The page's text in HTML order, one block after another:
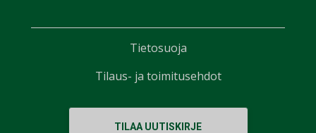
TILAA UUTISKIRJE
Tietosuoja
Tilaus- ja toimitusehdot